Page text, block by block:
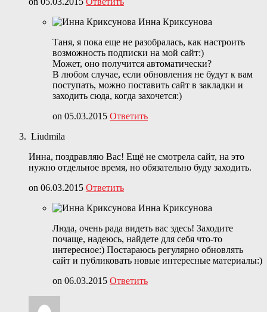
Инна Криксунова
Таня, я пока еще не разобралась, как настроить
возможность подписки на мой сайт:)
Может, оно получится автоматически?
В любом случае, если обновления не будут к вам
поступать, можно поставить сайт в закладки и
заходить сюда, когда захочется:)
on 05.03.2015 Ответить
Liudmila
Инна, поздравляю Вас! Ещё не смотрела сайт, на это
нужно отдельное время, но обязательно буду заходить.
on 06.03.2015 Ответить
Инна Криксунова
Люда, очень рада видеть вас здесь! Заходите
почаще, надеюсь, найдете для себя что-то
интересное:) Постараюсь регулярно обновлять
сайт и публиковать новые интересные материалы:)
on 06.03.2015 Ответить